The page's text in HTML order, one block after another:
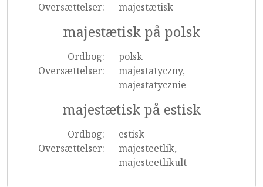
Oversættelser:
majestætisk
majestætisk på polsk
Ordbog:
polsk
Oversættelser:
majestatyczny,
majestatycznie
majestætisk på estisk
Ordbog:
estisk
Oversættelser:
majesteetlik,
majesteetlikult